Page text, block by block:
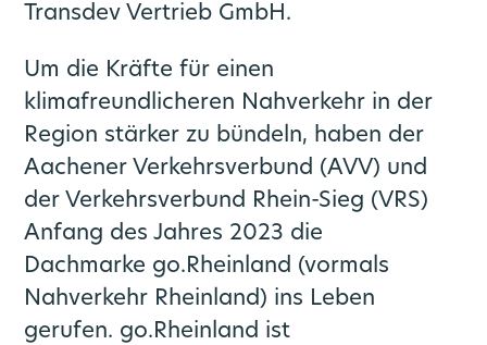
Transdev Vertrieb GmbH.
Um die Kräfte für einen
klimafreundlicheren Nahverkehr in der
Region stärker zu bündeln, haben der
Aachener Verkehrsverbund (AVV) und
der Verkehrsverbund Rhein-Sieg (VRS)
Anfang des Jahres 2023 die
Dachmarke go.Rheinland (vormals
Nahverkehr Rheinland) ins Leben
gerufen. go.Rheinland ist